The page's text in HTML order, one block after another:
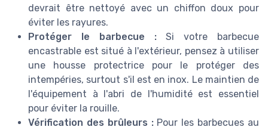
devrait être nettoyé avec un chiffon doux pour
éviter les rayures.
Protéger le barbecue :Si votre barbecue
encastrable est situé à l'extérieur, pensez à utiliser
une housse protectrice pour le protéger des
intempéries, surtout s'il est en inox. Le maintien de
l'équipement à l'abri de l'humidité est essentiel
pour éviter la rouille.
Vérification des brûleurs :Pour les barbecues au